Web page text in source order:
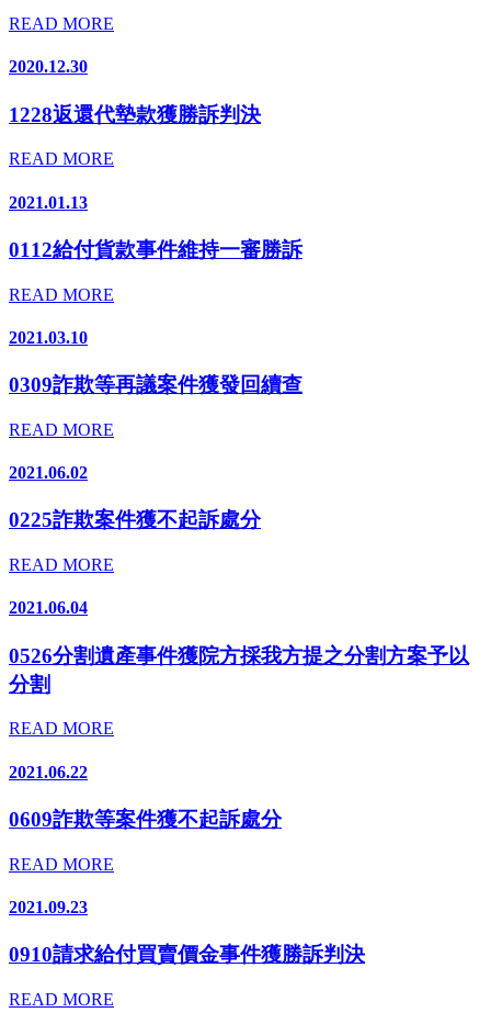
READ MORE
2020.12.30
1228返還代墊款獲勝訴判決
READ MORE
2021.01.13
0112給付貨款事件維持一審勝訴
READ MORE
2021.03.10
0309詐欺等再議案件獲發回續查
READ MORE
2021.06.02
0225詐欺案件獲不起訴處分
READ MORE
2021.06.04
0526分割遺產事件獲院方採我方提之分割方案予以
分割
READ MORE
2021.06.22
0609詐欺等案件獲不起訴處分
READ MORE
2021.09.23
0910請求給付買賣價金事件獲勝訴判決
READ MORE